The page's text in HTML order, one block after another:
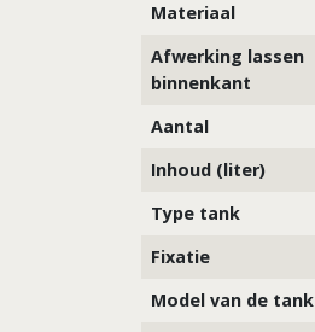
Materiaal
Afwerking lassen
binnenkant
Aantal
Inhoud (liter)
Type tank
Fixatie
Model van de tank